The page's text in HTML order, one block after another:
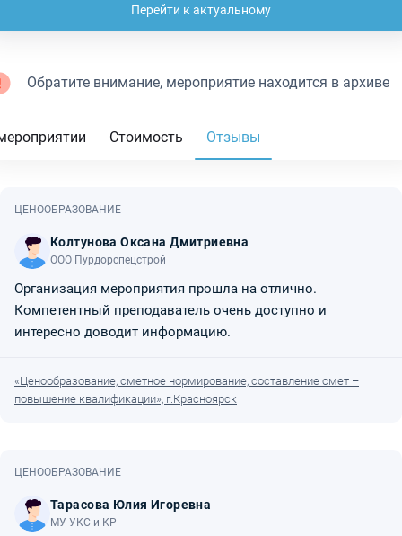
Перейти к актуальному
Обратите внимание, мероприятие находится в архиве
Стоимость Отзывы
ЦЕНООБРАЗОВАНИЕ
Колтунова Оксана Дмитриевна
ООО Пурдорспецстрой
Организация мероприятия прошла на отлично.
Компетентный преподаватель очень доступно и
интересно доводит информацию.
«Ценообразование, сметное нормирование, составление смет –
повышение квалификации», г.Красноярск
ЦЕНООБРАЗОВАНИЕ
Тарасова Юлия Игоревна
МУ УКС и КР